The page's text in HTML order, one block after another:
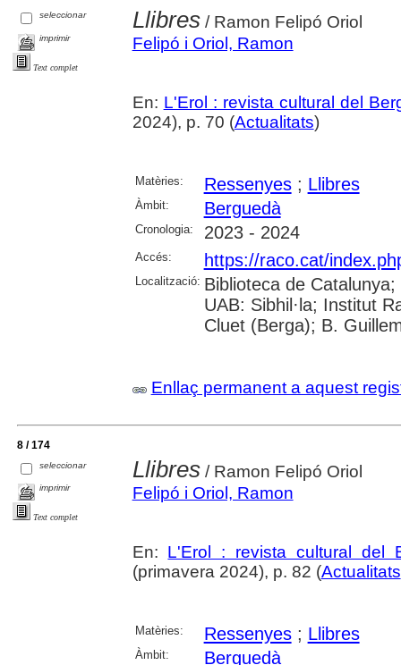
seleccionar
imprimir
Text complet
Llibres/ Ramon Felipó Oriol
Felipó i Oriol, Ramon
En: L'Erol : revista cultural del
2024), p. 70 (Actualitats)
Matèries: Ressenyes; Llibres
Àmbit: Berguedà
Cronologia: 2023 - 2024
Accés: https://raco.cat/
Localització: Biblioteca de
UAB: Sibhil·la; Institut
Cluet (Berga); B.
Enllaç permanent a aquest
8 / 174
seleccionar
imprimir
Text complet
Llibres/ Ramon Felipó Oriol
Felipó i Oriol, Ramon
En: L'Erol : revista cultural del
(primavera 2024), p. 82 (Actualitats
Matèries: Ressenyes; Llibres
Àmbit: Berguedà